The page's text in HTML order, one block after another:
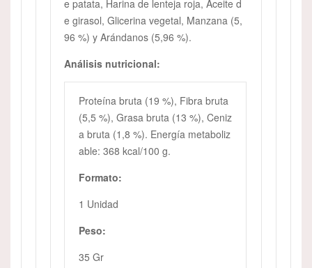
e patata, Harina de lenteja roja, Aceite d
e girasol, Glicerina vegetal, Manzana (5,
96 %) y Arándanos (5,96 %).
Análisis nutricional:
Proteína bruta (19 %), Fibra bruta
(5,5 %), Grasa bruta (13 %), Ceniz
a bruta (1,8 %). Energía metaboliz
able: 368 kcal/100 g.
Formato:
1 Unidad
Peso:
35 Gr